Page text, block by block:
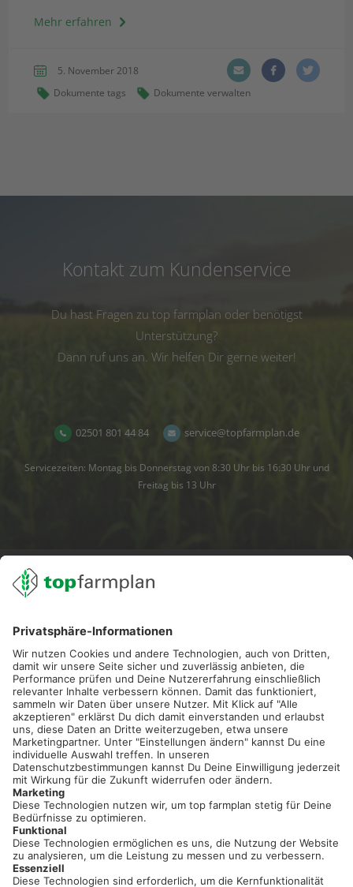
Mehr erfahren
5. November 2018
Dokumente tags
Dokumente verwalten
Kontakt zum Kundenservice
Du hast Fragen zu top farmplan oder benötigst
Unterstützung?
Dann ruf uns an. Wir helfen Dir gerne weiter!
02501 801 44 84 service@topfarmplan.de
Servicezeiten: Montag bis Donnerstag von 8:30 Uhr bis 16:30 Uhr und
Freitag bis 13 Uhr
02501 801 44 84
service@topfarmplan.de
Sei immer auf dem Laufenden!
Neue Features, spannende Tipps und hilfreiche Anleitungen!
Registriere dich kostenlos!